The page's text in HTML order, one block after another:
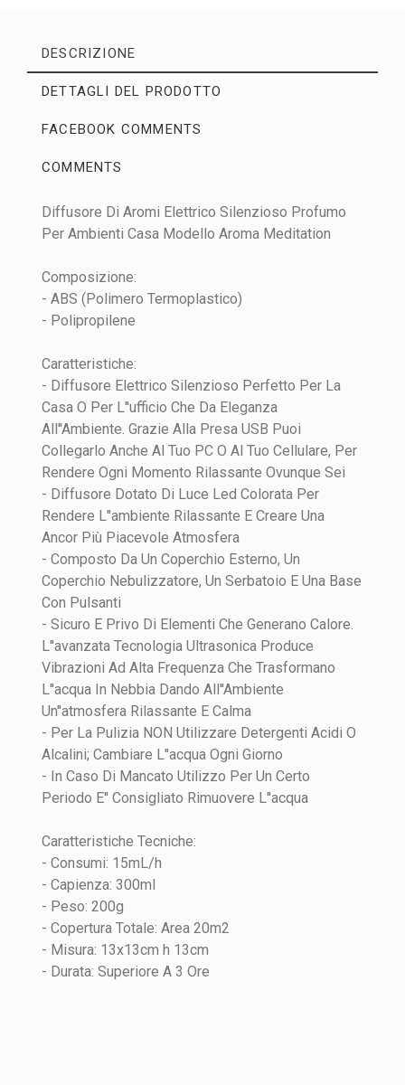
DESCRIZIONE
DETTAGLI DEL PRODOTTO
FACEBOOK COMMENTS
COMMENTS
Diffusore Di Aromi Elettrico Silenzioso Profumo
Per Ambienti Casa Modello Aroma Meditation
Composizione:
- ABS (Polimero Termoplastico)
- Polipropilene
Caratteristiche:
- Diffusore Elettrico Silenzioso Perfetto Per La
Casa O Per L''ufficio Che Da Eleganza
All''Ambiente. Grazie Alla Presa USB Puoi
Collegarlo Anche Al Tuo PC O Al Tuo Cellulare, Per
Rendere Ogni Momento Rilassante Ovunque Sei
- Diffusore Dotato Di Luce Led Colorata Per
Rendere L''ambiente Rilassante E Creare Una
Ancor Più Piacevole Atmosfera
- Composto Da Un Coperchio Esterno, Un
Coperchio Nebulizzatore, Un Serbatoio E Una Base
Con Pulsanti
- Sicuro E Privo Di Elementi Che Generano Calore.
L''avanzata Tecnologia Ultrasonica Produce
Vibrazioni Ad Alta Frequenza Che Trasformano
L''acqua In Nebbia Dando All''Ambiente
Un''atmosfera Rilassante E Calma
- Per La Pulizia NON Utilizzare Detergenti Acidi O
Alcalini; Cambiare L''acqua Ogni Giorno
- In Caso Di Mancato Utilizzo Per Un Certo
Periodo E'' Consigliato Rimuovere L''acqua
Caratteristiche Tecniche:
- Consumi: 15mL/h
- Capienza: 300ml
- Peso: 200g
- Copertura Totale: Area 20m2
- Misura: 13x13cm h 13cm
- Durata: Superiore A 3 Ore
Ambiente Altro
Motivo Tinta unita
No customer reviews for the moment.
Quality